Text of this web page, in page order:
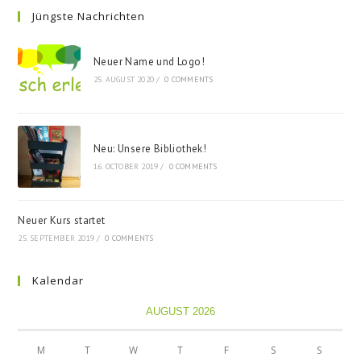
Jüngste Nachrichten
Neuer Name und Logo!
25. AUGUST 2020 / 0 COMMENTS
Neu: Unsere Bibliothek!
16. OCTOBER 2019 / 0 COMMENTS
Neuer Kurs startet
25. SEPTEMBER 2019 / 0 COMMENTS
Kalendar
AUGUST 2026
M T W T F S S